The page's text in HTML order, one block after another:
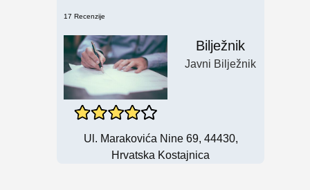
17 Recenzije
Bilježnik
Javni Bilježnik
Ul. Marakovića Nine 69, 44430,
Hrvatska Kostajnica